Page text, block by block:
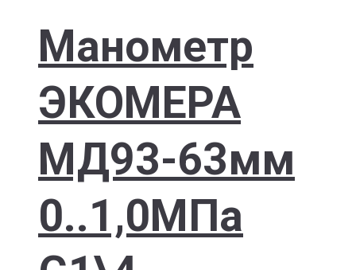
Манометр
ЭКОМЕРА
МД93-63мм
0..1,0МПа